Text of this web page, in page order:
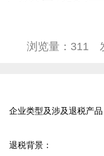
浏览量：311
企业类型及涉及退税产
退税背景：